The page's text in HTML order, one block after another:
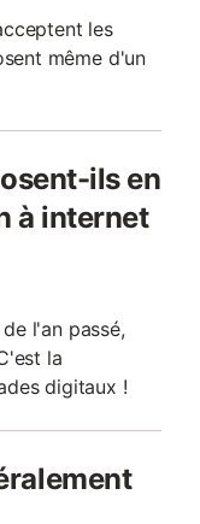
les
même d'un
ils en
à internet
l'an passé,
la
digitaux !